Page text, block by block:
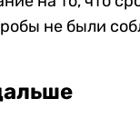
не были